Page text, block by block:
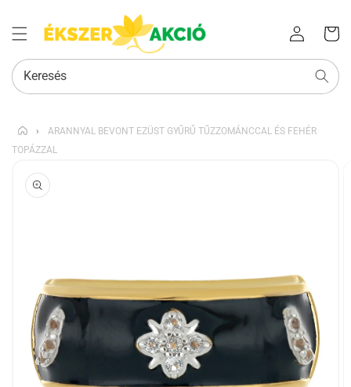
Bejelentkezés
kosara
Keresés
›
ARANNYAL BEVONT EZÜST GYŰRŰ TŰZZOMÁNCCAL ÉS FEHÉR
TOPÁZZAL
UGRÁS A
TERMÉKADATOKRA